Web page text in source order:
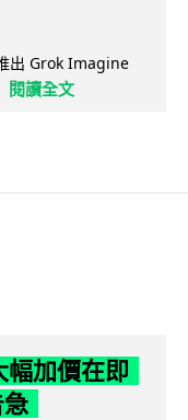
出 Grok Imagine
閱讀全文
加價在即